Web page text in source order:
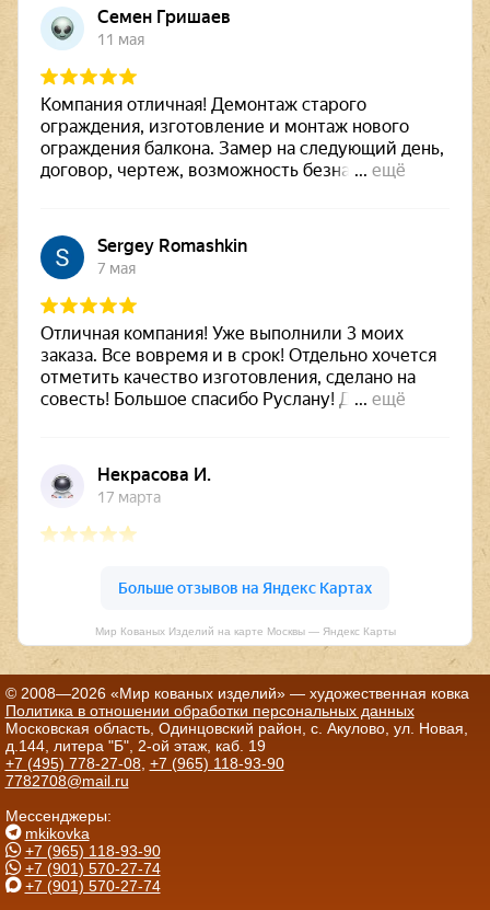
Мир Кованых Изделий на карте Москвы — Яндекс Карты
© 2008—2026 «Мир кованых изделий» — художественная ковка
Политика в отношении обработки персональных данных
Московская область, Одинцовский район, с. Акулово, ул. Новая,
д.144, литера "Б", 2-ой этаж, каб. 19
+7 (495) 778-27-08, +7 (965) 118-93-90
7782708@mail.ru
Мессенджеры:
mkikovka
+7 (965) 118-93-90
+7 (901) 570-27-74
+7 (901) 570-27-74